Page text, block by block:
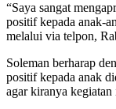
“Saya sangat
positif kepada anak-
melalui via telpon,
Soleman berharap
positif kepada anak
agar kiranya